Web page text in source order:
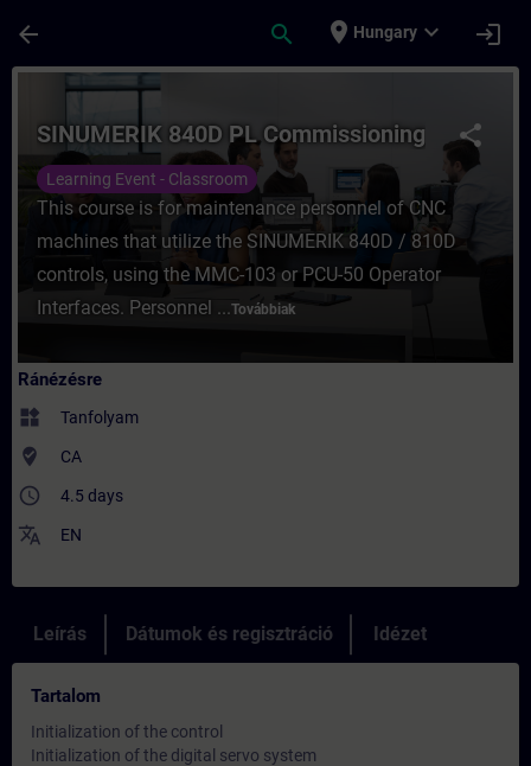
arrow_back search place Hungary expand_more login
Tanfolyam - SINUMERIK 840D PL
share
SINUMERIK 840D PL Commissioning
Learning Event - Classroom
This course is for maintenance personnel of CNC
machines that utilize the SINUMERIK 840D / 810D
controls, using the MMC-103 or PCU-50 Operator
Interfaces. Personnel ...Továbbiak
Ránézésre
widgets Tanfolyam
where_to_vote CA
access_time 4.5 days
translate EN
Leírás Dátumok és regisztráció Idézet
Tartalom
Initialization of the control
Initialization of the digital servo system